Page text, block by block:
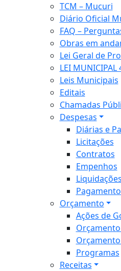
TCM – Mucuri
Diário Oficial
FAQ –
Obras em
Lei Geral de
LEI
Leis Municipais
Editais
Chamadas
Despesas
Diárias e
Licitações
Contratos
Empenhos
Liquidações
Orçamento
Ações de
Programas
Receitas